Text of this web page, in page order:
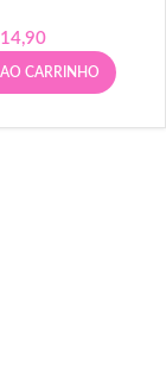
14,90
CARRINHO